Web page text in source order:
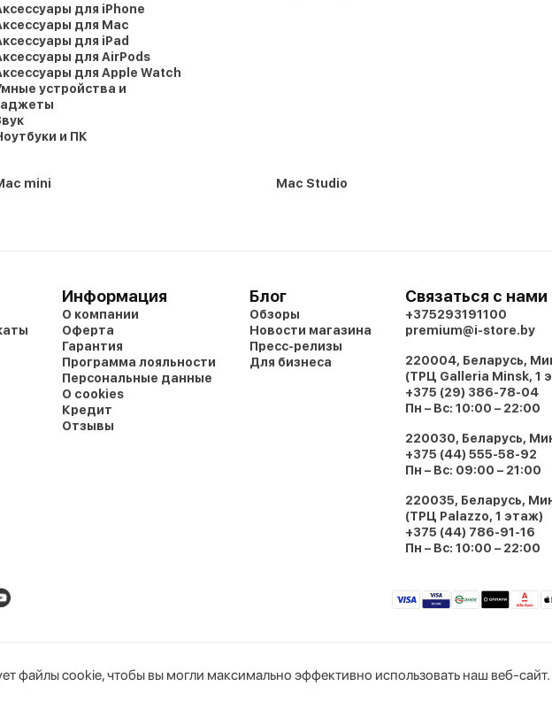
для iPhone
для Mac
для iPad
для AirPods
для Apple Watch
устройства и
и ПК
mini Mac Studio
Информация
О компании
Оферта
Гарантия
Программа лояльности
Персональные данные
О cookies
Кредит
Отзывы
Блог
Обзоры
Новости магазина
Пресс-релизы
Для бизнеса
Связаться с нами
+375293191100
premium@i-store.by
220004, Беларусь,
(ТРЦ Galleria Minsk, 1
+375 (29) 386-78-04
Пн – Вс: 10:00 – 22:00
220030, Беларусь,
+375 (44) 555-58-92
Пн – Вс: 09:00 – 21:00
220035, Беларусь,
(ТРЦ Palazzo, 1 этаж)
+375 (44) 786-91-16
Пн – Вс: 10:00 – 22:00
файлы cookie, чтобы вы могли максимально эффективно использовать наш веб-сайт.